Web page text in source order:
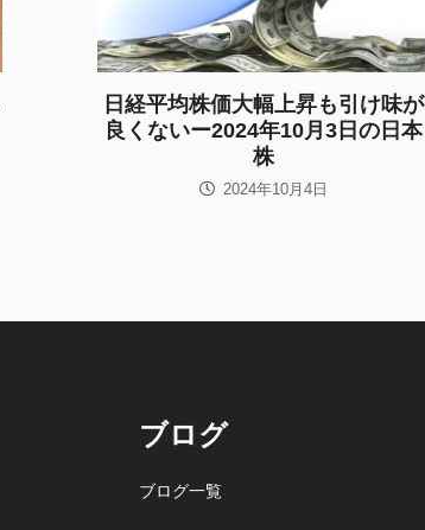
日経平均株価大幅上昇も引け味が
良くないー2024年10月3日の日本
株
2024年10月4日
ブログ
ブログ一覧